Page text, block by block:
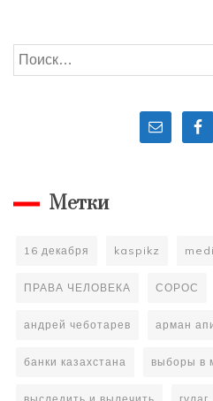
Найти:
Метки
16 декабря kaspikz
ПРАВА ЧЕЛОВЕКА СОРОС
андрей чеботарев арман
банки казахстана выборы в